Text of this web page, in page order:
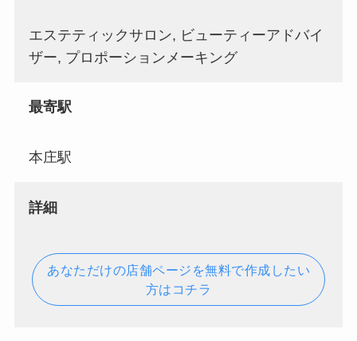
エステティックサロン, ビューティーアドバイ
ザー, プロポーションメーキング
最寄駅
本庄駅
詳細
あなただけの店舗ページを無料で作成したい
方はコチラ